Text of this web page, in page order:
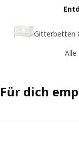
Gitterbetten
Für dich